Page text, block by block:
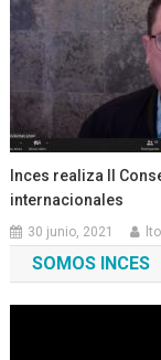
Inces realiza II
internacionales
30 junio, 2021
SOMOS INCES